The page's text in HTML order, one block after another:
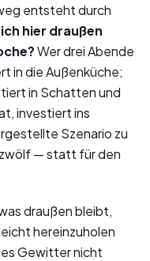
entsteht durch
hier draußen
Wer drei Abende
in die Außenküche;
in Schatten und
investiert ins
Szenario zu
— statt für den
draußen bleibt,
hereinzuholen
Gewitter nicht